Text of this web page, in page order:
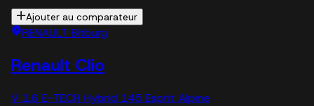
Ajouter au comparateur
RENAULT Bitburg
Renault Clio
V 1.6 E-TECH Hybrid 145 Esprit Alpine